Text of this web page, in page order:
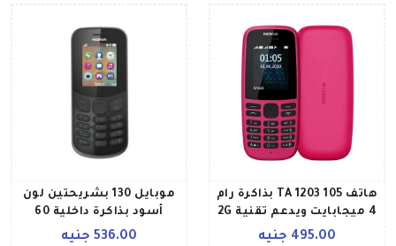
هاتف 105 TA 1203 بذاكرة رام
4 ميجابايت ويدعم تقنية 2G
لون وردي
495.00 جنيه
موبايل 130 بشريحتين لون
أسود بذاكرة داخلية 60
ميجابايت يدعم تقنية 2G
536.00 جنيه